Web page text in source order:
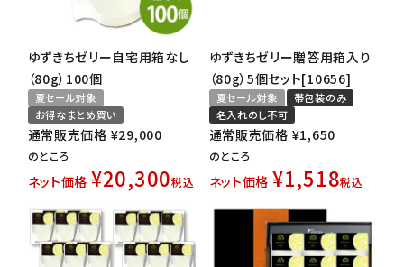
ゆずきちゼリー自宅用箱なし
（80g）100個
夏セール対象
お得なまとめ買い
通常販売価格 ¥29,000
のところ
ネット価格 ¥20,300税込
ゆずきちゼリー贈答用箱入り
（80g）5個セット[10656]
夏セール対象
帯包装のみ
名入れのし不可
通常販売価格 ¥1,650
のところ
ネット価格 ¥1,518税込